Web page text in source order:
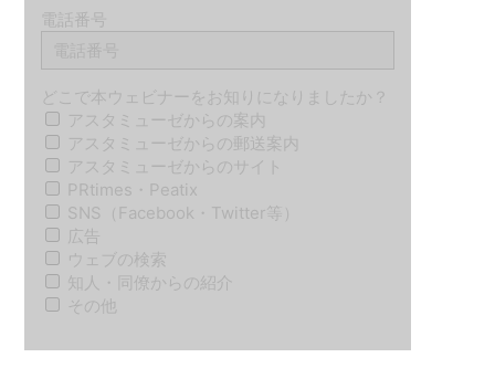
電話番号
どこで本ウェビナーをお知りになりましたか？
アスタミューゼからの案内
アスタミューゼからの郵送案内
アスタミューゼからのサイト
PRtimes・Peatix
SNS（Facebook・Twitter等）
広告
ウェブの検索
知人・同僚からの紹介
その他